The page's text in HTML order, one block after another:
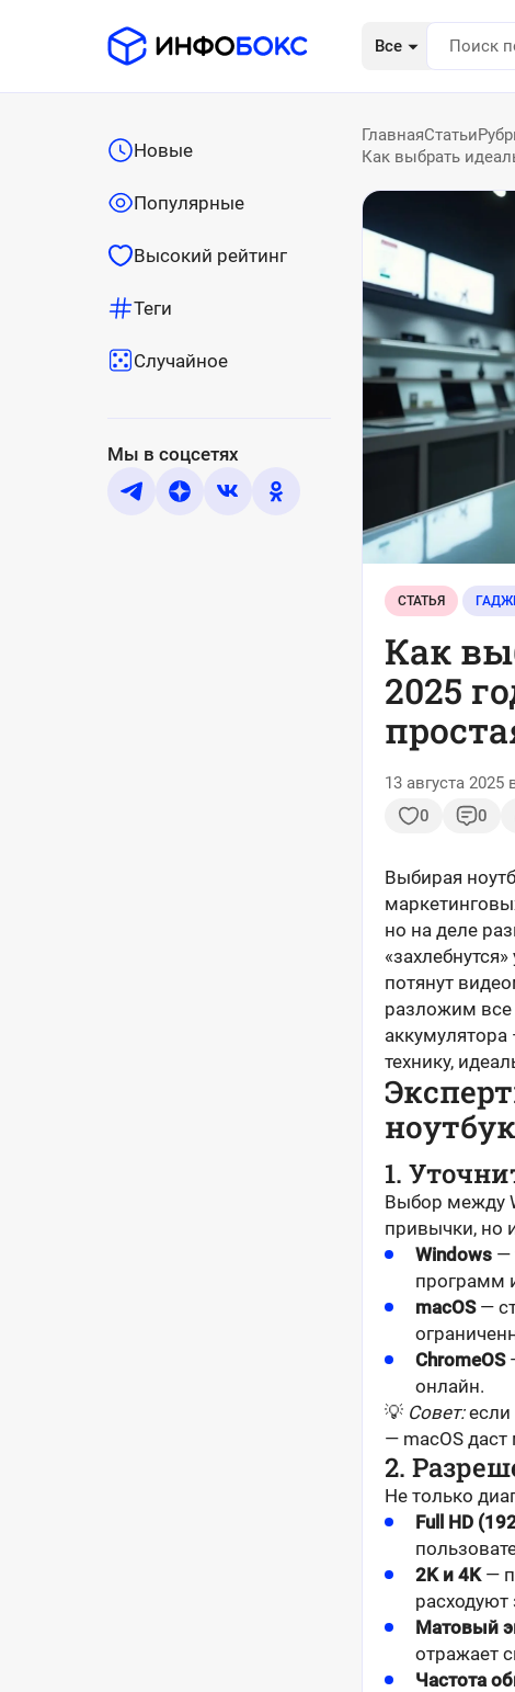
Все
Новые
Популярные
Высокий рейтинг
Теги
Случайное
Мы в соцсетях
ГлавнаяСтатьи
Как выбрать
СТАТЬЯ
Как
2025
13 августа 2025
0
0
Выбирая
но на деле
потянут
разложим все
технику,
1.
Выбор между
привычки, но
Windows —
программ
macOS—
ChromeOS
онлайн.
💡 Совет:если
— macOS
2.
Не только
Full HD
2K и 4K—
расходуют
Матовый
отражает
Частота